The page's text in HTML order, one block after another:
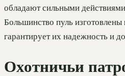
обладают сильными
Большинство пуль
гарантирует их надежность и
Охотничьи